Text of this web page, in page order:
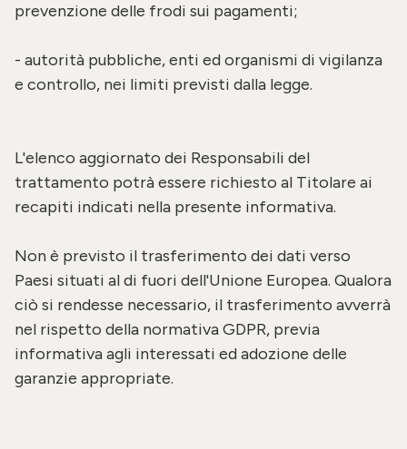
prevenzione delle frodi sui pagamenti;
- autorità pubbliche, enti ed organismi di vigilanza
e controllo, nei limiti previsti dalla legge.
L'elenco aggiornato dei Responsabili del
trattamento potrà essere richiesto al Titolare ai
recapiti indicati nella presente informativa.
Non è previsto il trasferimento dei dati verso
Paesi situati al di fuori dell'Unione Europea. Qualora
ciò si rendesse necessario, il trasferimento avverrà
nel rispetto della normativa GDPR, previa
informativa agli interessati ed adozione delle
garanzie appropriate.